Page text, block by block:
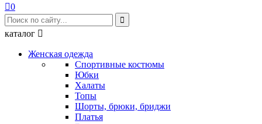
0

каталог 
Женская одежда
Спортивные костюмы
Юбки
Халаты
Топы
Шорты, брюки, бриджи
Платья